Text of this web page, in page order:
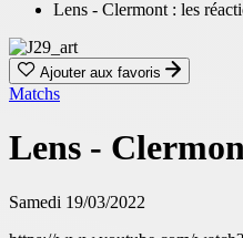
Lens - Clermont : les
Ajouter aux favoris
Matchs
Lens -
Samedi 19/03/2022